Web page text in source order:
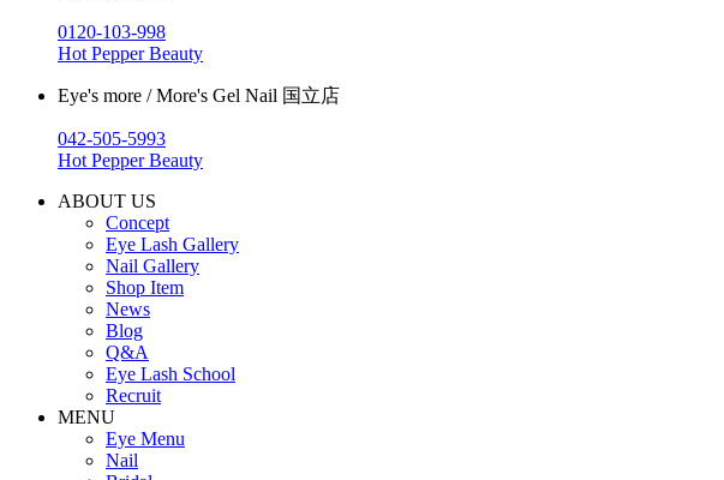
0120-103-998
Hot Pepper Beauty
Eye's more / More's Gel Nail 国立店
042-505-5993
Hot Pepper Beauty
ABOUT US
Concept
Eye Lash Gallery
Nail Gallery
Shop Item
News
Blog
Q&A
Eye Lash School
Recruit
MENU
Eye Menu
Nail